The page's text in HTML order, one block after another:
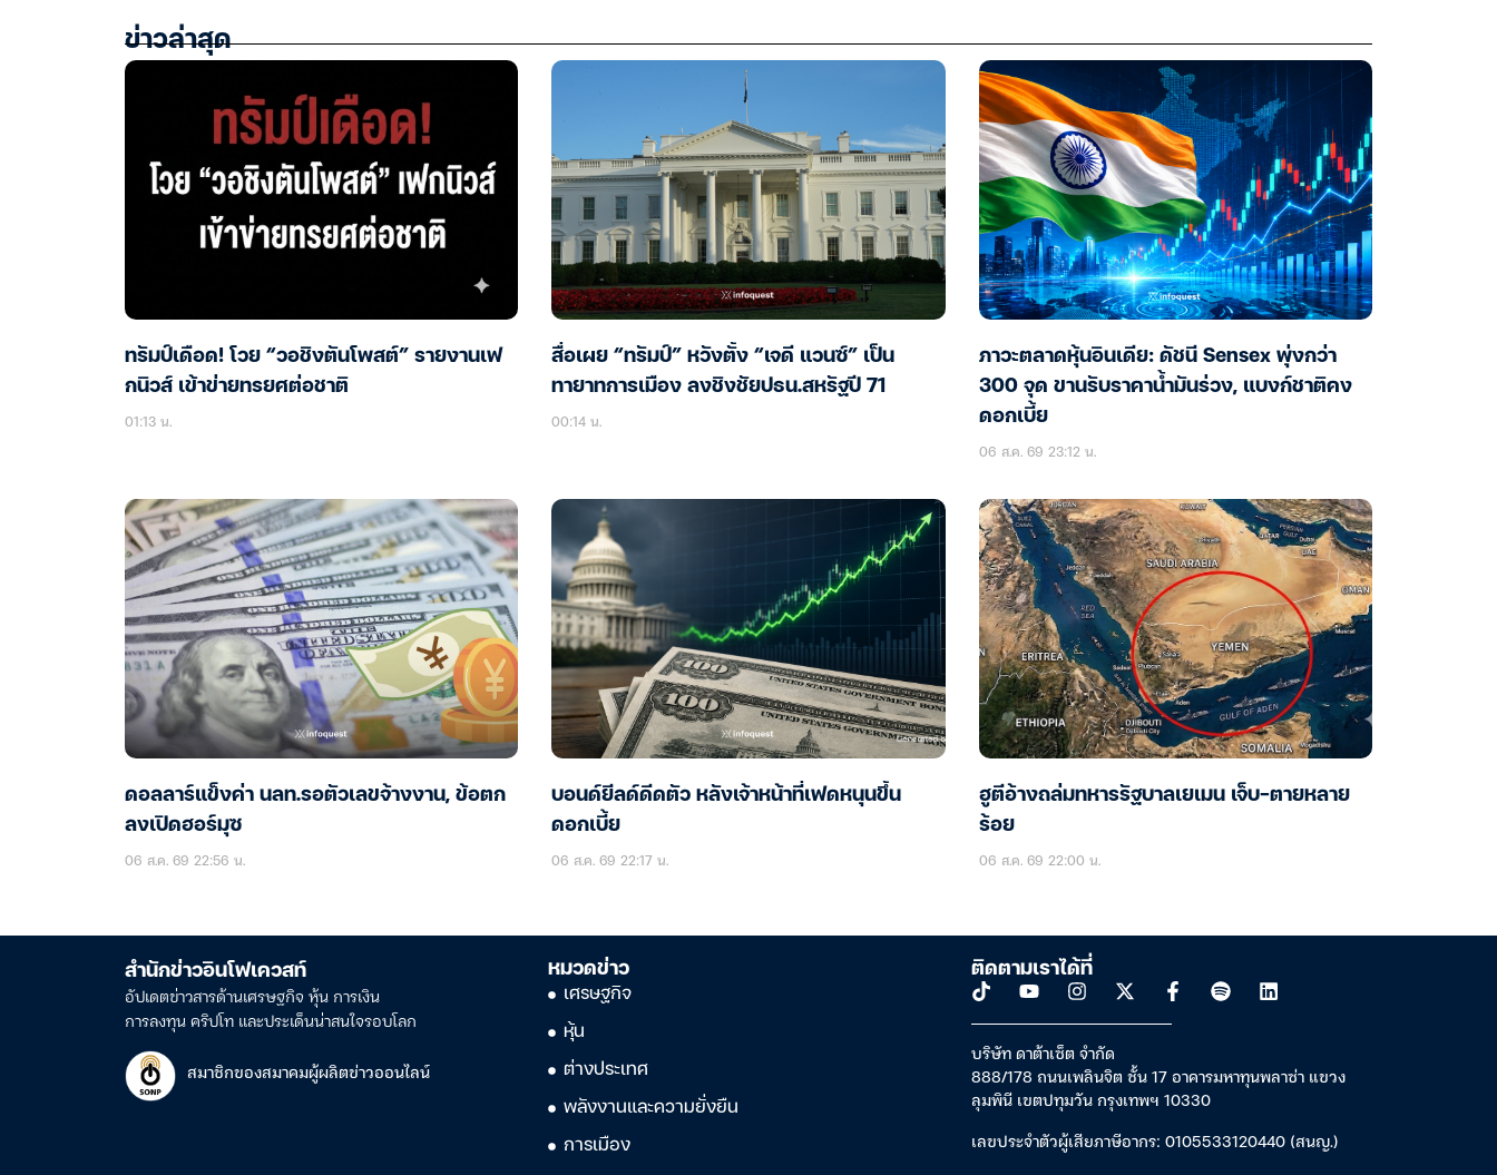
ข่าวล่าสุด
ทรัมป์เดือด! โวย “วอชิงตันโพสต์” รายงานเฟ
กนิวส์ เข้าข่ายทรยศต่อชาติ
01:13 น.
สื่อเผย “ทรัมป์” หวังตั้ง “เจดี แวนซ์” เป็น
ทายาทการเมือง ลงชิงชัยปธน.สหรัฐปี 71
00:14 น.
ภาวะตลาดหุ้นอินเดีย: ดัชนี Sensex พุ่งกว่า
300 จุด ขานรับราคาน้ำมันร่วง, แบงก์ชาติคง
ดอกเบี้ย
06 ส.ค. 69 23:12 น.
ดอลลาร์แข็งค่า นลท.รอตัวเลขจ้างงาน, ข้อตก
ลงเปิดฮอร์มุซ
06 ส.ค. 69 22:56 น.
บอนด์ยีลด์ดีดตัว หลังเจ้าหน้าที่เฟดหนุนขึ้น
ดอกเบี้ย
06 ส.ค. 69 22:17 น.
ฮูตีอ้างถล่มทหารรัฐบาลเยเมน เจ็บ-ตายหลาย
ร้อย
06 ส.ค. 69 22:00 น.
สำนักข่าวอินโฟเควสท์
อัปเดตข่าวสารด้านเศรษฐกิจ หุ้น การเงิน
การลงทุน คริปโท และประเด็นน่าสนใจรอบโลก
สมาชิกของสมาคมผู้ผลิตข่าวออนไลน์
หมวดข่าว
เศรษฐกิจ
หุ้น
ต่างประเทศ
พลังงานและความยั่งยืน
การเมือง
ติดตามเราได้ที่
บริษัท ดาต้าเซ็ต จำกัด
888/178 ถนนเพลินจิต ชั้น 17 อาคารมหาทุนพลาซ่า แขวง
ลุมพินี เขตปทุมวัน กรุงเทพฯ 10330
เลขประจำตัวผู้เสียภาษีอากร: 0105533120440 (สนญ.)